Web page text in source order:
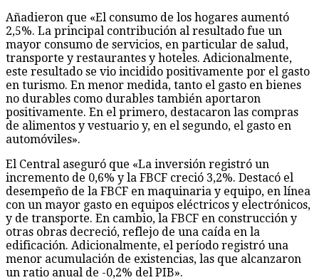
Añadieron que «El consumo de los hogares aumentó
2,5%. La principal contribución al resultado fue un
mayor consumo de servicios, en particular de salud,
transporte y restaurantes y hoteles. Adicionalmente,
este resultado se vio incidido positivamente por el gasto
en turismo. En menor medida, tanto el gasto en bienes
no durables como durables también aportaron
positivamente. En el primero, destacaron las compras
de alimentos y vestuario y, en el segundo, el gasto en
automóviles».
El Central aseguró que «La inversión registró un
incremento de 0,6% y la FBCF creció 3,2%. Destacó el
desempeño de la FBCF en maquinaria y equipo, en línea
con un mayor gasto en equipos eléctricos y electrónicos,
y de transporte. En cambio, la FBCF en construcción y
otras obras decreció, reflejo de una caída en la
edificación. Adicionalmente, el período registró una
menor acumulación de existencias, las que alcanzaron
un ratio anual de -0,2% del PIB».